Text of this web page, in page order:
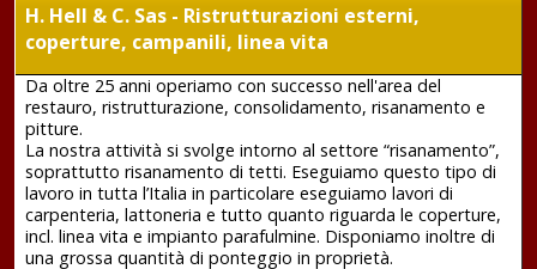
H. Hell & C. Sas - Ristrutturazioni esterni,
coperture, campanili, linea vita
Da oltre 25 anni operiamo con successo nell'area del
restauro, ristrutturazione, consolidamento, risanamento e
pitture.
La nostra attività si svolge intorno al settore “risanamento”,
soprattutto risanamento di tetti. Eseguiamo questo tipo di
lavoro in tutta l’Italia in particolare eseguiamo lavori di
carpenteria, lattoneria e tutto quanto riguarda le coperture,
incl. linea vita e impianto parafulmine. Disponiamo inoltre di
una grossa quantità di ponteggio in proprietà.